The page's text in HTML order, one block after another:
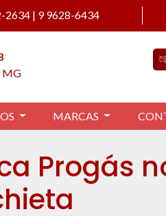
2634 | 9 9628-6434
MG
MARCAS
Progás